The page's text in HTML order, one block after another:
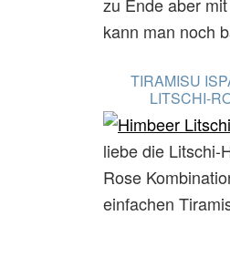
kann man noch
TIRAMISU
LITSCHI-
liebe die Litschi-
Rose
einfachen